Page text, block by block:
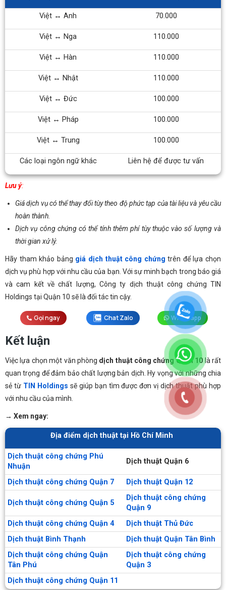
Việt ↔ Anh 70.000
Việt ↔ Nga 110.000
Việt ↔ Hàn 110.000
Việt ↔ Nhật 110.000
Việt ↔ Đức 100.000
Việt ↔ Pháp 100.000
Việt ↔ Trung 100.000
Các loại ngôn ngữ khác Liên hệ để được tư vấn
Lưu ý:
Giá dịch vụ có thể thay đổi tùy theo độ phức tạp của tài liệu và yêu cầu
hoàn thành.
Dịch vụ công chứng có thể tính thêm phí tùy thuộc vào số lượng và
thời gian xử lý.
Hãy tham khảo bảng giá dịch thuật công chứng trên để lựa chọn
dịch vụ phù hợp với nhu cầu của bạn. Với sự minh bạch trong báo giá
và cam kết về chất lượng, Công ty dịch thuật công chứng TIN
Holdings tại Quận 10 sẽ là đối tác tin cậy.
Gọi ngay Chat Zalo Whatsapp
Kết luận
Việc lựa chọn một văn phòng dịch thuật công chứng Quận 10 là rất
quan trọng để đảm bảo chất lượng bản dịch. Hy vọng với những chia
sẻ từ TIN Holdings sẽ giúp bạn tìm được đơn vị dịch thuật phù hợp
với nhu cầu của mình.
→ Xem ngay:
Địa điểm dịch thuật tại Hồ Chí Minh
Dịch thuật công chứng Phú
Nhuận
Dịch thuật Quận 6
Dịch thuật công chứng Quận 7 Dịch thuật Quận 12
Dịch thuật công chứng Quận 5
Dịch thuật công chứng
Quận 9
Dịch thuật công chứng Quận 4
Dịch thuật Thủ Đức
Dịch thuật Bình Thạnh
Dịch thuật Quận Tân Bình
Dịch thuật công chứng Quận
Tân Phú
Dịch thuật công chứng
Quận 3
Dịch thuật công chứng Quận 11